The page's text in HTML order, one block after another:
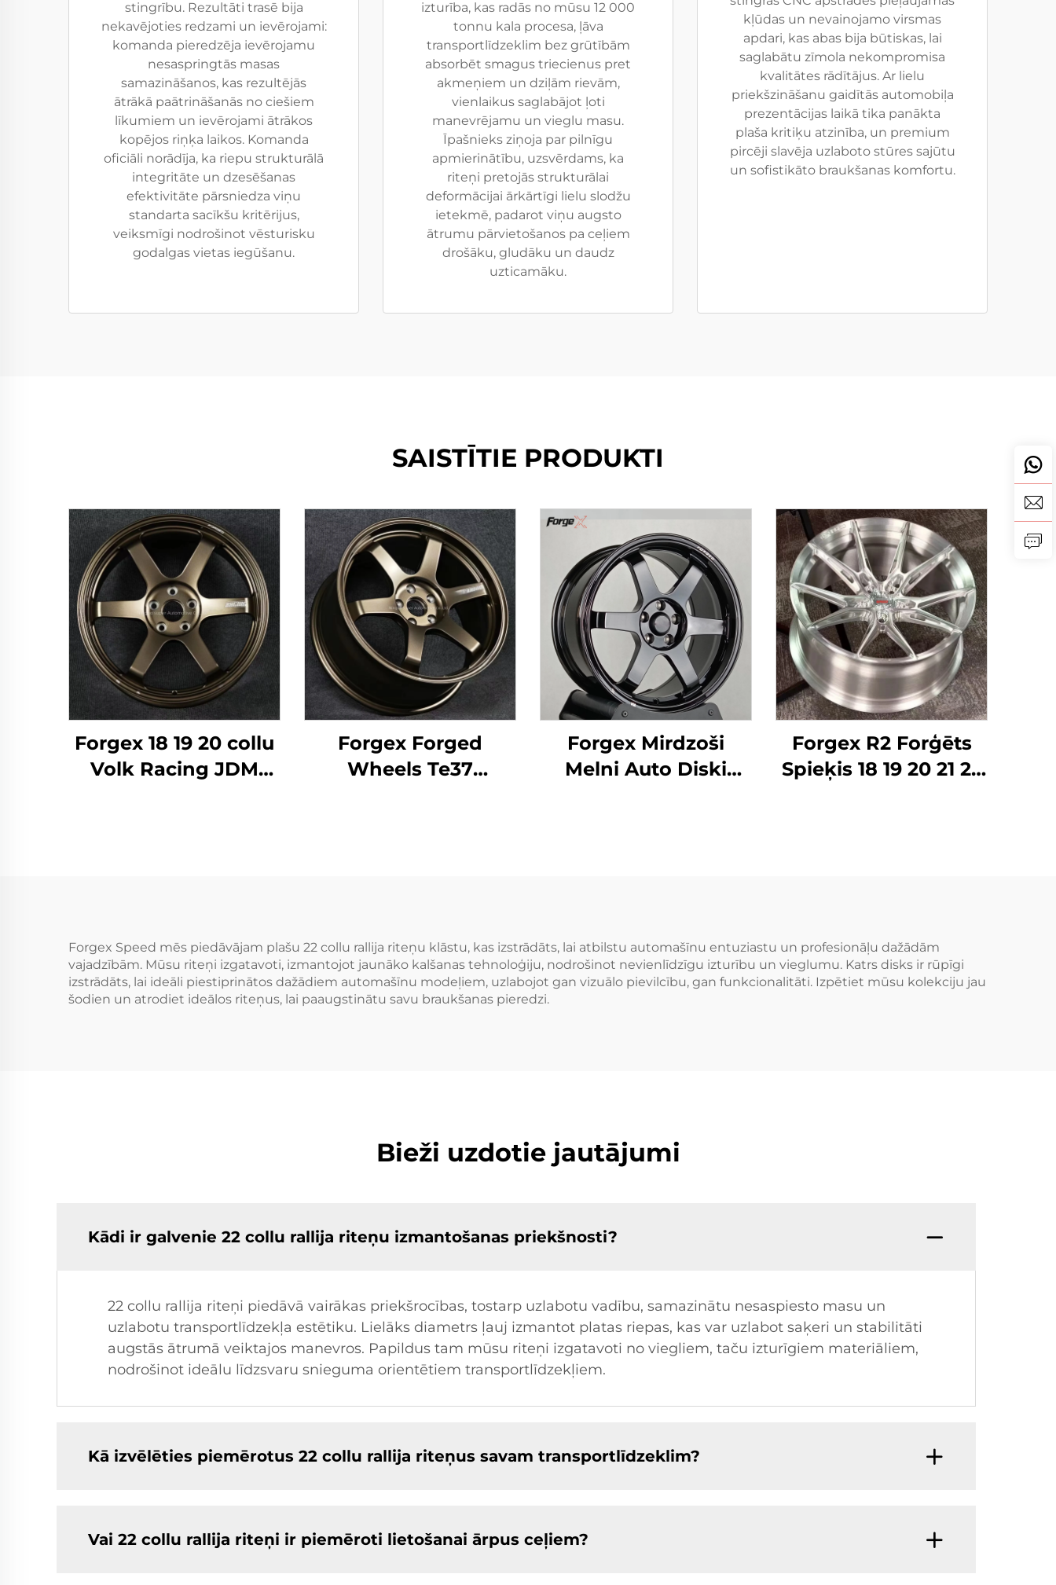
stingrību. Rezultāti trasē bija
nekavējoties redzami un ievērojami:
komanda pieredzēja ievērojamu
nesaspringtās masas
samazināšanos, kas rezultējās
ātrākā paātrināšanās no ciešiem
līkumiem un ievērojami ātrākos
kopējos riņķa laikos. Komanda
oficiāli norādīja, ka riepu strukturālā
integritāte un dzesēšanas
efektivitāte pārsniedza viņu
standarta sacīkšu kritērijus,
veiksmīgi nodrošinot vēsturisku
godalgas vietas iegūšanu.
izturība, kas radās no mūsu 12 000
tonnu kala procesa, ļāva
transportlīdzeklim bez grūtībām
absorbēt smagus triecienus pret
akmeņiem un dziļām rievām,
vienlaikus saglabājot ļoti
manevrējamu un vieglu masu.
Īpašnieks ziņoja par pilnīgu
apmierinātību, uzsvērdams, ka
riteņi pretojās strukturālai
deformācijai ārkārtīgi lielu slodžu
ietekmē, padarot viņu augsto
ātrumu pārvietošanos pa ceļiem
drošāku, gludāku un daudz
uzticamāku.
kļūdas un nevainojamo virsmas
apdari, kas abas bija būtiskas, lai
saglabātu zīmola nekompromisa
kvalitātes rādītājus. Ar lielu
priekšzināšanu gaidītās automobiļa
prezentācijas laikā tika panākta
plaša kritiķu atzinība, un premium
pircēji slavēja uzlaboto stūres sajūtu
un sofistikāto braukšanas komfortu.
SAISTĪTIE PRODUKTI
Forgex 18 19 20 collu
Volk Racing JDM
Forgex Forged
Wheels Te37
Forgex Mirdzoši
Melni Auto Diski
Forgex R2 Forģēts
Spieķis 18 19 20 21 22
Forgex Speed mēs piedāvājam plašu 22 collu rallija riteņu klāstu, kas izstrādāts, lai atbilstu automašīnu entuziastu un profesionāļu dažādām
vajadzībām. Mūsu riteņi izgatavoti, izmantojot jaunāko kalšanas tehnoloģiju, nodrošinot nevienlīdzīgu izturību un vieglumu. Katrs disks ir rūpīgi
izstrādāts, lai ideāli piestiprinātos dažādiem automašīnu modeļiem, uzlabojot gan vizuālo pievilcību, gan funkcionalitāti. Izpētiet mūsu kolekciju jau
šodien un atrodiet ideālos riteņus, lai paaugstinātu savu braukšanas pieredzi.
Bieži uzdotie jautājumi
Kādi ir galvenie 22 collu rallija riteņu izmantošanas priekšnosti?
22 collu rallija riteņi piedāvā vairākas priekšrocības, tostarp uzlabotu vadību, samazinātu nesaspiesto masu un
uzlabotu transportlīdzekļa estētiku. Lielāks diametrs ļauj izmantot platas riepas, kas var uzlabot saķeri un stabilitāti
augstās ātrumā veiktajos manevros. Papildus tam mūsu riteņi izgatavoti no viegliem, taču izturīgiem materiāliem,
nodrošinot ideālu līdzsvaru snieguma orientētiem transportlīdzekļiem.
Kā izvēlēties piemērotus 22 collu rallija riteņus savam transportlīdzeklim?
Vai 22 collu rallija riteņi ir piemēroti lietošanai ārpus ceļiem?